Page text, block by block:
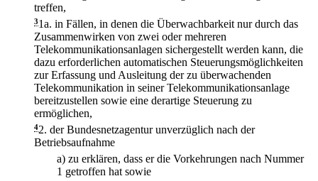
treffen,
31a. in Fällen, in denen die Überwachbarkeit nur durch das
Zusammenwirken von zwei oder mehreren
Telekommunikationsanlagen sichergestellt werden kann, die
dazu erforderlichen automatischen Steuerungsmöglichkeiten
zur Erfassung und Ausleitung der zu überwachenden
Telekommunikation in seiner Telekommunikationsanlage
bereitzustellen sowie eine derartige Steuerung zu
ermöglichen,
42. der Bundesnetzagentur unverzüglich nach der
Betriebsaufnahme
a) zu erklären, dass er die Vorkehrungen nach Nummer
1 getroffen hat sowie